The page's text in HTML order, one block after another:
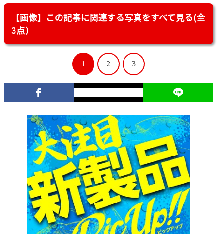
【画像】この記事に関連する写真をすべて見る(全
3点）
1 2 3